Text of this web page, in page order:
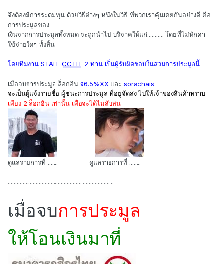
จึงต้องมีการระดมทุน ด้วยวิธีต่างๆ หนึงในวิธี ที่พวกเราคุ้นเคยกันอย่างดี คือ
การประมูลของ
เงินจากการประมูลทั้งหมด จะถูกนำไป บริจาคให้แก่........... โดยที่ไม่หักค่า
ใช้จ่ายใดๆ ทั้งสิ้น
โดยทีมงาน STAFF CCTH 2 ท่าน เป็นผู้รับผิดชอบในส่วนการประมูลนี้
เมื่อจบการประมูล ล็อกอิน 96.5%XX และ sorachais
จะเป็นผู้แจ้งรายชื่อ ผู้ชนะการประมูล ที่อยู่จัดส่งไปให้เจ้าของสินค้าทราบ
เพียง 2 ล็อกอิน เท่านั้น เพื่อจะได้ไม่สับสน
ดูแลรายการที่ ....... ดูแลรายการที่ ........
........................................................................
เมื่อจบการประมูล
ให้โอนเงินมาที่